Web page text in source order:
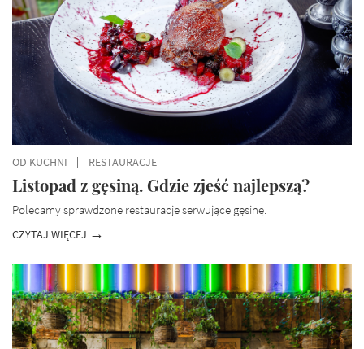
OD KUCHNI RESTAURACJE
Listopad z gęsiną. Gdzie zjeść najlepszą?
Polecamy sprawdzone restauracje serwujące gęsinę.
CZYTAJ WIĘCEJ